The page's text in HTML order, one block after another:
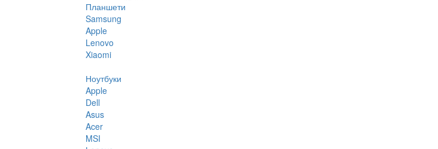
Планшети
Samsung
Apple
Lenovo
Xiaomi
Ноутбуки
Apple
Dell
Asus
Acer
MSI